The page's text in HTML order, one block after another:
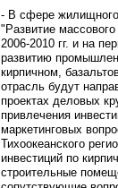
- В сфере жилищного
"Развитие
2006-2010 гг. и на
развитию
кирпичном,
отрасль будут
проектах деловых
привлечения
маркетинговых
Тихоокеанского
инвестиций по
строительные